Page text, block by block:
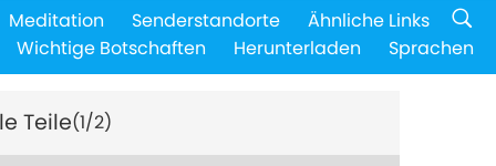
Meditation Senderstandorte
Ähnliche Links
Wichtige Botschaften Herunterladen Sprachen
Teile(1/2)